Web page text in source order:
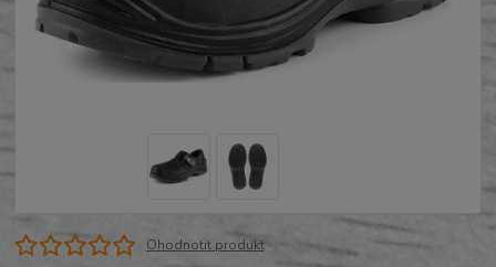
Ohodnotit produkt